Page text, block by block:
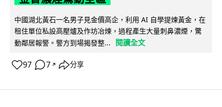
中國湖北黃石一名男子見金價高企，利用 AI 自學提煉黃金，在
租住單位私設高壓爐及作坊冶煉，過程產生大量刺鼻濃煙，驚
動鄰居報警。警方到場揭發整...
閱讀全文
97 7 ↗ 分享